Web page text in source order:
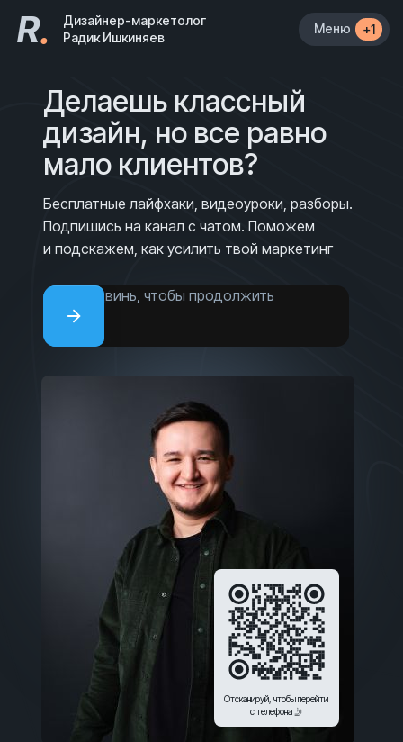
R.
Дизайнер-маркетолог
Радик Ишкиняев
Меню +1
Делаешь классный
дизайн, но все равно
мало клиентов?
Сдвинь, чтобы продолжить
Бесплатные лайфхаки, видеоуроки, разборы.
Подпишись на канал с чатом. Поможем
и подскажем, как усилить твой маркетинг
Отсканируй, чтобы перейти
с телефона 🤳